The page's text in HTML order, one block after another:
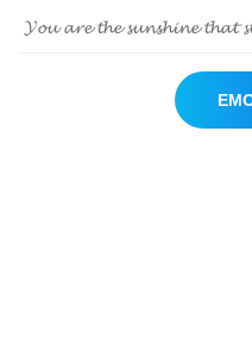
𝓨𝓸𝓾 𝓪𝓻𝓮 𝓽𝓱𝓮 𝓼𝓾𝓷𝓼𝓱𝓲𝓷𝓮 𝓽𝓱𝓪𝓽 𝓼